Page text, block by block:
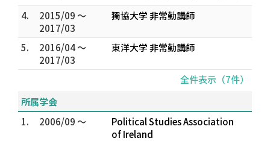
4.
2015/09 ～
2017/03
獨協大学 非常勤講師
5.
2016/04 ～
2017/03
東洋大学 非常勤講師
全件表示（7件）
所属学会
1.
2006/09 ～
Political Studies Association
of Ireland